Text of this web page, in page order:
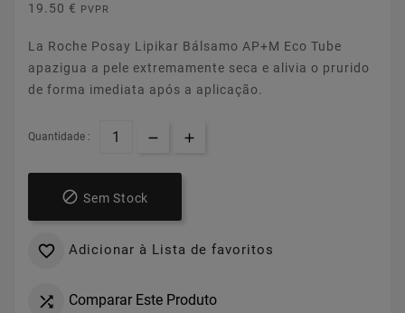
19.50 € PVPR
La Roche Posay Lipikar Bálsamo AP+M Eco Tube
apazigua a pele extremamente seca e alivia o prurido
de forma imediata após a aplicação.
Quantidade :
 Sem Stock
 Adicionar à Lista de favoritos
 Comparar Este Produto